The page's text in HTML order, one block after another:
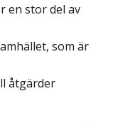
en stor del av
som är
åtgärder